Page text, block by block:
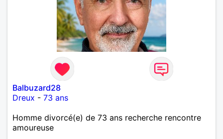
Balbuzard28
Dreux - 73 ans
Homme divorcé(e) de 73 ans recherche rencontre
amoureuse